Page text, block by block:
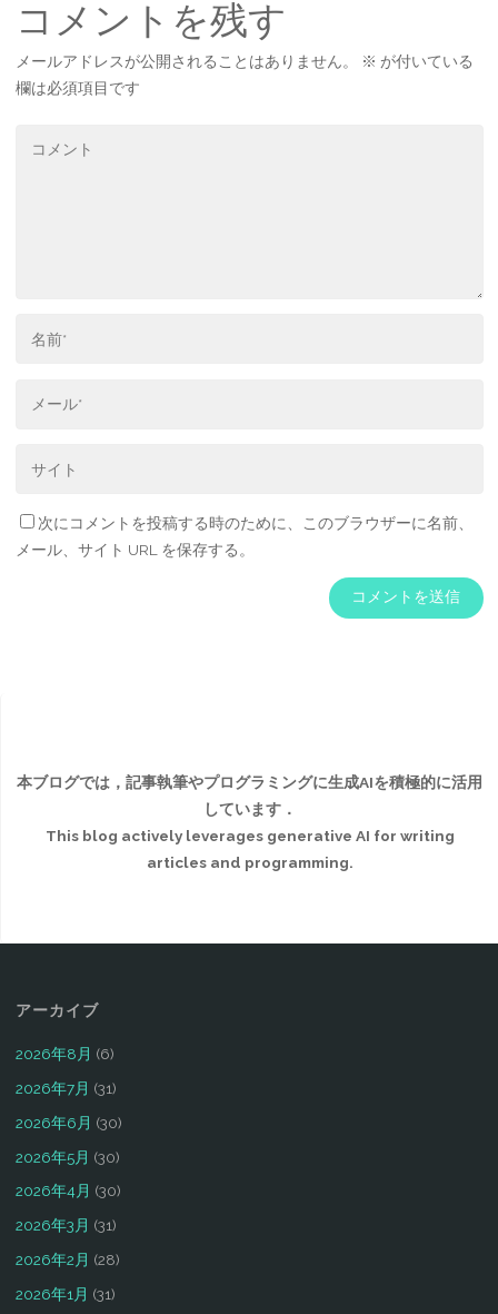
コメントを残す
メールアドレスが公開されることはありません。 ※ が付いている
欄は必須項目です
次にコメントを投稿する時のために、このブラウザーに名前、
メール、サイト URL を保存する。
本ブログでは，記事執筆やプログラミングに生成AIを積極的に活用
しています．
This blog actively leverages generative AI for writing
articles and programming.
アーカイブ
2026年8月 (6)
2026年7月 (31)
2026年6月 (30)
2026年5月 (30)
2026年4月 (30)
2026年3月 (31)
2026年2月 (28)
2026年1月 (31)